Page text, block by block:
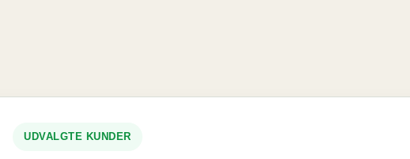
UDVALGTE KUNDER